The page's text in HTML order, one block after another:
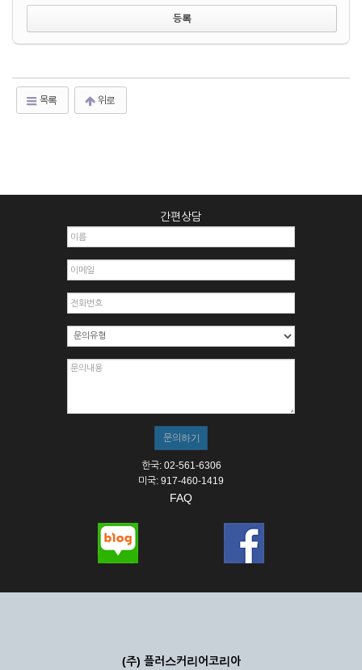
목록 위로
간편상담
한국: 02-561-6306
미국: 917-460-1419
FAQ
(주) 플러스커리어코리아